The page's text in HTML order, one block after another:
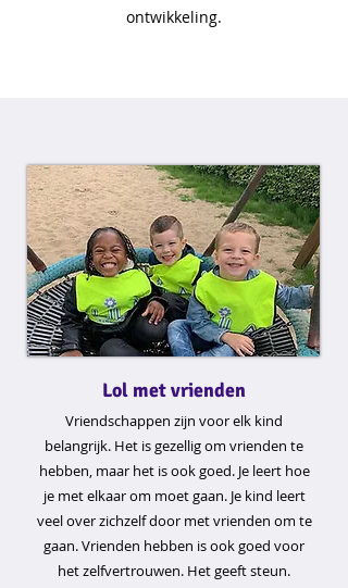
ontwikkeling.
Lol met vrienden
Vriendschappen zijn voor elk kind
belangrijk. Het is gezellig om vrienden te
hebben, maar het is ook goed. Je leert hoe
je met elkaar om moet gaan. Je kind leert
veel over zichzelf door met vrienden om te
gaan. Vrienden hebben is ook goed voor
het zelfvertrouwen. Het geeft steun.